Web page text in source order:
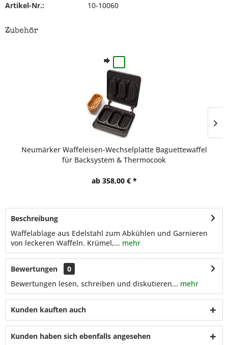
Artikel-Nr.: 10-10060
Zubehör
Neumärker Waffeleisen-Wechselplatte Baguettewaffel
für Backsystem & Thermocook
ab 358,00 € *
Beschreibung
Waffelablage aus Edelstahl zum Abkühlen und Garnieren
von leckeren Waffeln. Krümel,... mehr
Bewertungen
0
Bewertungen lesen, schreiben und diskutieren... mehr
Kunden kauften auch
Kunden haben sich ebenfalls angesehen